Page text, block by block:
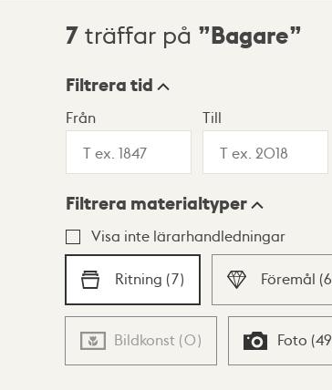
Sökresultat
7 träffar på Bagare
Visningsläge
Lista Karta
Filtrera tid
Från Till
Filtrera materialtyper
Visa inte lärarhandledningar
Ritning (7) Föremål (6
Bildkonst (0) Foto (49